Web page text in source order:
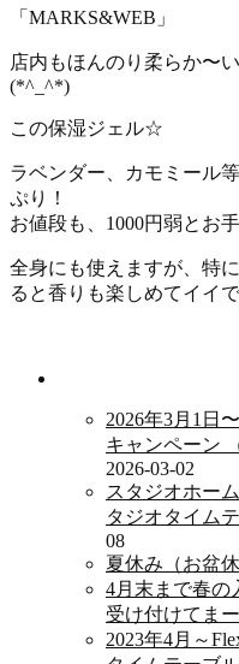
「MARKS&WEB」
店内もほんのり柔らか〜
(*^_^*)
この保湿ジェル☆
ラベンダー、カモミール
ぷり！
お値段も、1000円弱とお
全身にも使えますが、特
ると香りも楽しめてイ
2026年3月1日
キャンペーン
2026-03-02
スタジオホー
タジオタイム
08
夏休み（お盆
4月末まで春の
受け付けてま
2023年4月～